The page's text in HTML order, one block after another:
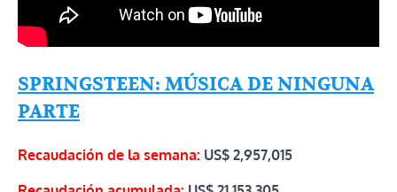
SPRINGSTEEN: MÚSICA DE NINGUNA
PARTE
Recaudación de la semana: US$ 2,957,015